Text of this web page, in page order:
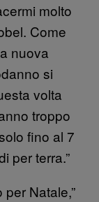
molto
Come
nuova
si
volta
troppo
fino al 7
per terra.”
Natale,”